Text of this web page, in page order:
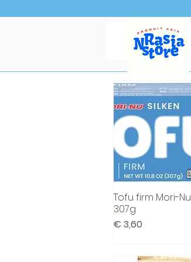
Snel overzicht
Tofu firm Mori-Nu
307g
Prijs
€ 3,60